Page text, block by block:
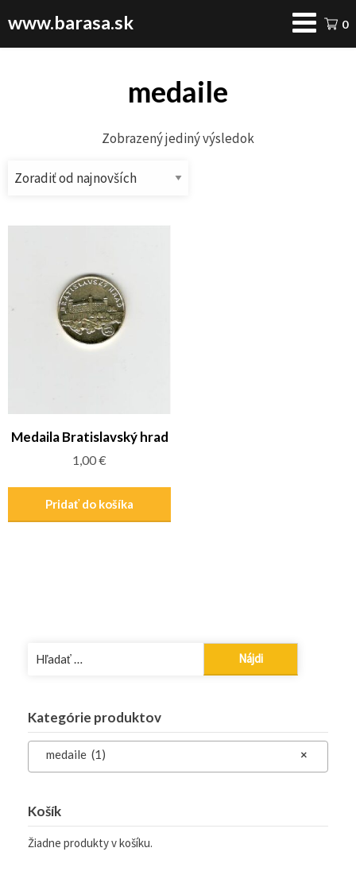
www.barasa.sk 0
medaile
Zobrazený jediný výsledok
Medaila Bratislavský hrad
1,00€
Pridať do košíka
Kategórie produktov
×
medaile (1)
Košík
Žiadne produkty v košíku.